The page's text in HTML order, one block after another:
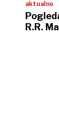
aktualno
R.R.